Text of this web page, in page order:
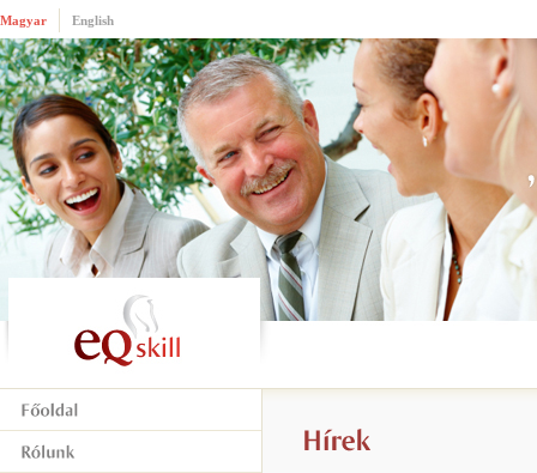
Magyar English